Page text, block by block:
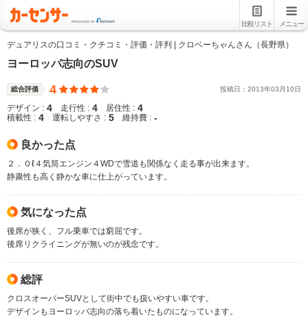
比較リスト メニュー
デュアリスの口コミ・クチコミ・評価・評判 | クロベーちゃんさん（長野県）
ヨーロッパ志向のSUV
総合評価 4 投稿日： 2013年03 月 10日
デザイン : 4 走行性 : 4 居住性 : 4
積載性 : 4 運転しやすさ : 5 維持費 : -
良かった点
２．０ℓ４気筒エンジン４WDで雪道も関係なく走る事が出来ます。
静粛性も高く静かな車に仕上がっています。
気になった点
後席が狭く、フル乗車では窮屈です。
後席リクライニングが無いのが残念です。
総評
クロスオーバーSUVとして街中でも扱いやすい車です。
デザインもヨーロッパ志向の落ち着いたものになっています。